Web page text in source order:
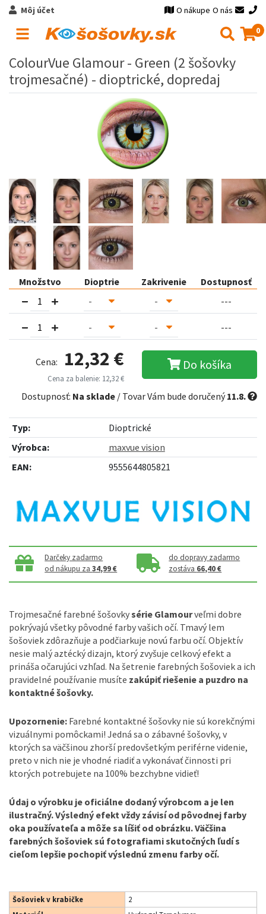
Môj účet O nákupe O nás
0
ColourVue Glamour - Green (2 šošovky
trojmesačné) - dioptrické, dopredaj
Množstvo Dioptrie Zakrivenie
Dostupnosť
---
---
Cena: 12,32 €
Cena za balenie: 12,32 €
Do košíka
Dostupnosť: Na sklade / Tovar Vám bude doručený11.8.
Typ:
Dioptrické
Výrobca:
maxvue vision
EAN:
9555644805821
Darčeky zadarmo
od nákupu za34,99 €
do dopravy zadarmo
zostáva 66,40 €
Trojmesačné farebné šošovkysérie Glamourveľmi dobre
pokrývajú všetky pôvodné farby vašich očí. Tmavý lem
šošoviek zdôrazňuje a podčiarkuje novú farbu očí. Objektív
nesie malý aztécký dizajn, ktorý zvyšuje celkový efekt a
prináša očarujúci vzhľad. Na šetrenie farebných šošoviek a ich
pravidelné používanie musíte zakúpiť riešenie a puzdro na
kontaktné šošovky.
Upozornenie: Farebné kontaktné šošovky nie sú korekčnými
vizuálnymi pomôckami! Jedná sa o zábavné šošovky, v
ktorých sa väčšinou zhorší predovšetkým periférne videnie,
preto v nich nie je vhodné riadiť a vykonávať činnosti pri
ktorých potrebujete na 100% bezchybne vidieť!
Údaj o výrobku je oficiálne dodaný výrobcom a je len
ilustračný. Výsledný efekt vždy závisí od pôvodnej farby
oka používateľa a môže sa líšiť od obrázku. Väčšina
farebných šošoviek sú fotografiami skutočných ľudí s
cieľom lepšie pochopiť výslednú zmenu farby očí.
Šošoviek v krabičke
2